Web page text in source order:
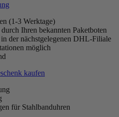
(1-3 Werktage)
Ihren bekannten Paketboten
der nächstgelegenen DHL-Filiale
möglich
kaufen
für Stahlbanduhren